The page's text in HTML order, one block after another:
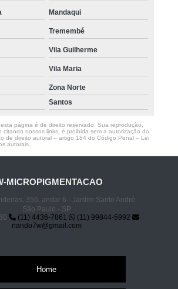
Mandaqui
Tremembé
Vila Guilherme
Vila Maria
Zona Norte
Santos
página é de direito reservado. Sua reprodução,
citando nossos links, é proibida sem a autorização do
de direito autoral – artigo 184 do Código Penal – Lei
autorais
MICROPIGMENTACAO
356, andar 6 - Jardim Santo André -
São Paulo - SP
(11) 4436-7861
(11) 99844-5992
nando7w@gmail.com
Home